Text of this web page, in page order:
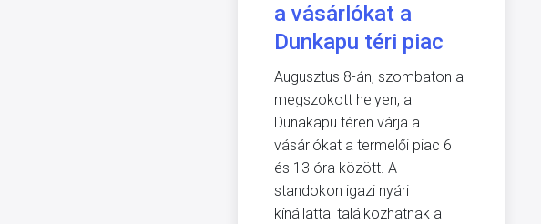
a vásárlókat a
Dunkapu téri piac
Augusztus 8-án, szombaton a
megszokott helyen, a
Dunakapu téren várja a
vásárlókat a termelői piac 6
és 13 óra között. A
standokon igazi nyári
kínállattal találkozhatnak a